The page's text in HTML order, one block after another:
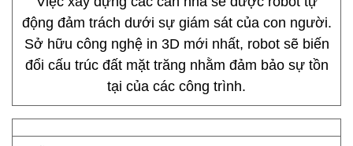
động đảm trách dưới sự giám sát của con người.
Sở hữu công nghệ in 3D mới nhất, robot sẽ biến
đổi cấu trúc đất mặt trăng nhằm đảm bảo sự tồn
tại của các công trình.